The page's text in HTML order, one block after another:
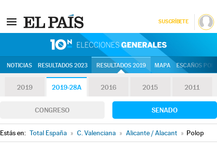
SUSCRÍBETE
NOTICIAS RESULTADOS 2023 RESULTADOS 2019 MAPA ESCAÑOS
2019 2019-28A 2016 2015 2011
CONGRESO SENADO
Estás en: Total España » C. Valenciana » Alicante / Alacant » Polop